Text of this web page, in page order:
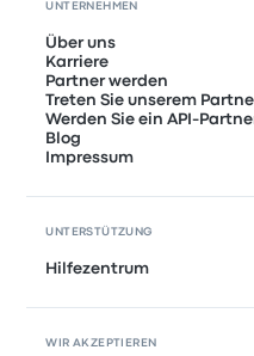
UNTERNEHMEN
Über uns
Karriere
Partner werden
Treten Sie unserem
Werden Sie ein API-
Blog
Impressum
UNTERSTÜTZUNG
Hilfezentrum
WIR AKZEPTIEREN